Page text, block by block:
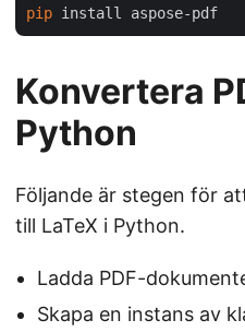
pip
Konvertera
Python
Följande är stegen för
till LaTeX i Python.
Ladda PDF-
Skapa en instans av